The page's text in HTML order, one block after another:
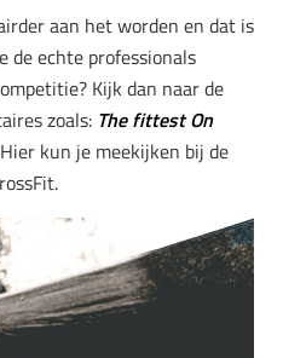
aan het worden en dat is
de echte professionals
Kijk dan naar de
zoals: The fittest On
Hier kun je meekijken bij de